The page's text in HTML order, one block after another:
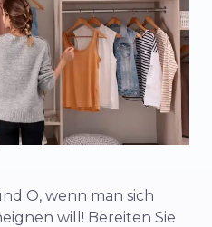
O, wenn man sich
will! Bereiten Sie